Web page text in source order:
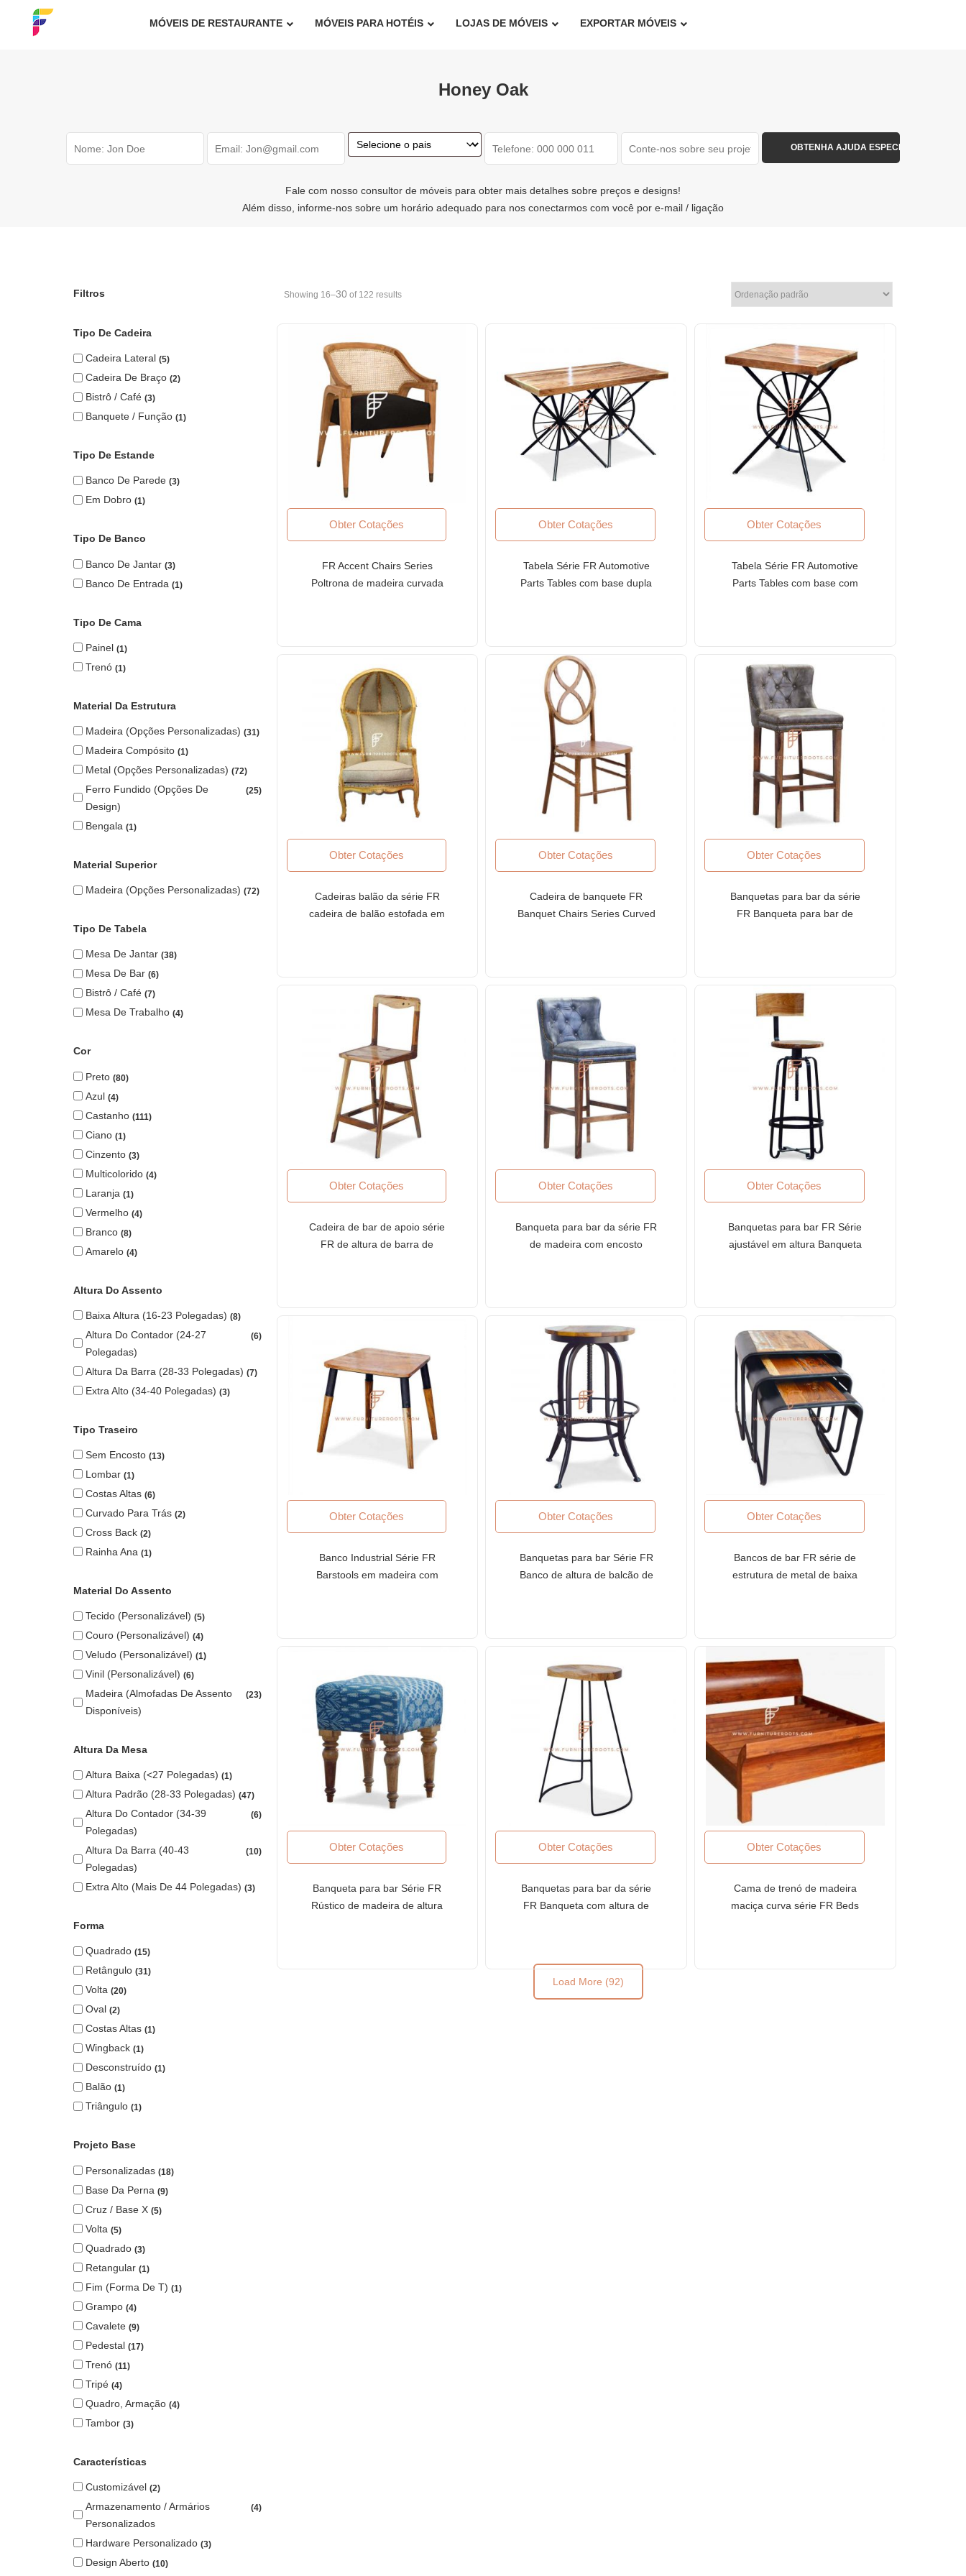
MÓVEIS DE RESTAURANTE MÓVEIS PARA HOTÉIS LOJAS DE MÓVEIS EXPORTAR MÓVEIS
Honey Oak
Fale com nosso consultor de móveis para obter mais detalhes sobre preços e designs!
Além disso, informe-nos sobre um horário adequado para nos conectarmos com você por e-mail / ligação
Filtros
Tipo De Cadeira
Cadeira Lateral 5
Cadeira De Braço 2
Bistrô / Café 3
Banquete / Função 1
Tipo De Estande
Banco De Parede 3
Em Dobro 1
Tipo De Banco
Banco De Jantar 3
Banco De Entrada 1
Tipo De Cama
Painel 1
Trenó 1
Material Da Estrutura
Madeira (opções Personalizadas) 31
Madeira Compósito 1
Metal (opções Personalizadas) 72
Ferro Fundido (opções De
Design)
25
Bengala 1
Material Superior
Madeira (opções Personalizadas) 72
Tipo De Tabela
Mesa De Jantar 38
Mesa De Bar 6
Bistrô / Café 7
Mesa De Trabalho 4
Cor
Preto 80
Azul 4
Castanho 111
Ciano 1
Cinzento 3
Multicolorido 4
Laranja 1
Vermelho 4
Branco 8
Amarelo 4
Altura Do Assento
Baixa Altura (16-23 Polegadas) 8
Altura Do Contador (24-27
Polegadas)
6
Altura Da Barra (28-33 Polegadas) 7
Extra Alto (34-40 Polegadas) 3
Tipo Traseiro
Sem Encosto 13
Lombar 1
Costas Altas 6
Curvado Para Trás 2
Cross Back 2
Rainha Ana 1
Material Do Assento
Tecido (personalizável) 5
Couro (personalizável) 4
Veludo (personalizável) 1
Vinil (personalizável) 6
Madeira (almofadas De Assento
Disponíveis)
23
Altura Da Mesa
Altura Baixa (<27 Polegadas) 1
Altura Padrão (28-33 Polegadas) 47
Altura Do Contador (34-39
Polegadas)
6
Altura Da Barra (40-43
Polegadas)
10
Extra Alto (mais De 44 Polegadas) 3
Forma
Quadrado 15
Retângulo 31
Volta 20
Oval 2
Costas Altas 1
Wingback 1
Desconstruído 1
Balão 1
Triângulo 1
Projeto Base
Personalizadas 18
Base Da Perna 9
Cruz / Base X 5
Volta 5
Quadrado 3
Retangular 1
Fim (forma De T) 1
Grampo 4
Cavalete 9
Pedestal 17
Trenó 11
Tripé 4
Quadro, Armação 4
Tambor 3
Características
Customizável 2
Armazenamento / Armários
Personalizados
4
Hardware Personalizado 3
Design Aberto 10
Showing 16–30of 122 results
Obter Cotações
FR Accent Chairs Series
Poltrona de madeira curvada
Obter Cotações
Tabela Série FR Automotive
Parts Tables com base dupla
Obter Cotações
Tabela Série FR Automotive
Parts Tables com base com
Obter Cotações
Cadeiras balão da série FR
cadeira de balão estofada em
Obter Cotações
Cadeira de banquete FR
Banquet Chairs Series Curved
5.00de 5
Obter Cotações
Banquetas para bar da série
FR Banqueta para bar de
Obter Cotações
Cadeira de bar de apoio série
FR de altura de barra de
Obter Cotações
Banqueta para bar da série FR
de madeira com encosto
Obter Cotações
Banquetas para bar FR Série
ajustável em altura Banqueta
Obter Cotações
Banco Industrial Série FR
Barstools em madeira com
Obter Cotações
Banquetas para bar Série FR
Banco de altura de balcão de
Obter Cotações
Bancos de bar FR série de
estrutura de metal de baixa
Obter Cotações
Banqueta para bar Série FR
Rústico de madeira de altura
Obter Cotações
Banquetas para bar da série
FR Banqueta com altura de
Obter Cotações
Cama de trenó de madeira
maciça curva série FR Beds
Load More (92)